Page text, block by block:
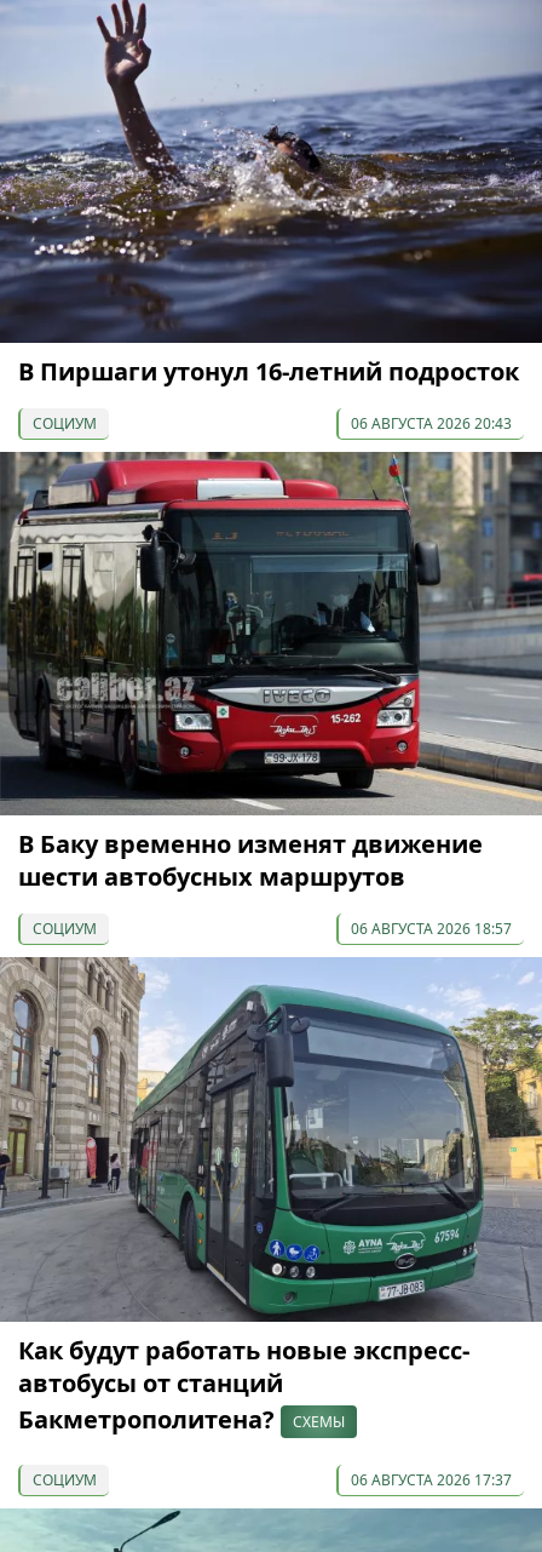
В Пиршаги утонул 16-летний подросток
СОЦИУМ 06 АВГУСТА 2026 20:43
В Баку временно изменят движение
шести автобусных маршрутов
СОЦИУМ 06 АВГУСТА 2026 18:57
Как будут работать новые экспресс-
автобусы от станций
Бакметрополитена?
СХЕМЫ
СОЦИУМ 06 АВГУСТА 2026 17:37